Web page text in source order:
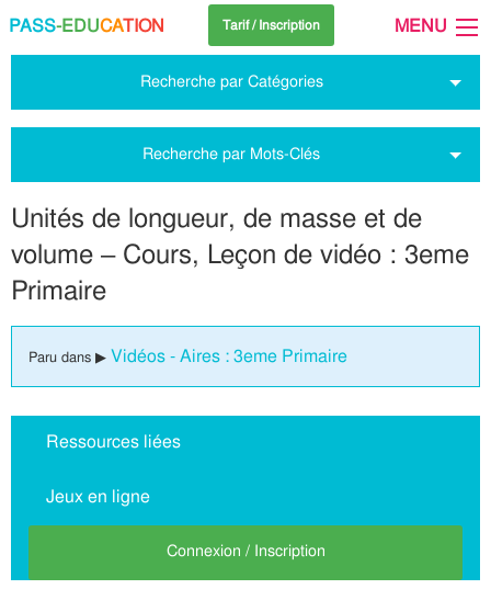
PASS-EDUCATION Tarif / Inscription MENU
Recherche par Catégories
Recherche par Mots-Clés
Unités de longueur, de masse et de
volume – Cours, Leçon de vidéo : 3eme
Primaire
Paru dans ▶ Vidéos - Aires : 3eme Primaire
Ressources liées
Jeux en ligne
Connexion / Inscription